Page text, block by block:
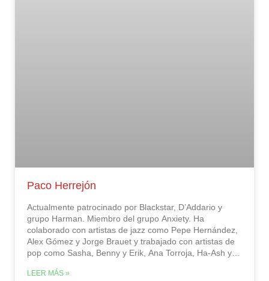
Paco Herrejón
Actualmente patrocinado por Blackstar, D’Addario y
grupo Harman. Miembro del grupo Anxiety. Ha
colaborado con artistas de jazz como Pepe Hernández,
Alex Gómez y Jorge Brauet y trabajado con artistas de
pop como Sasha, Benny y Erik, Ana Torroja, Ha-Ash y
de las instituciones académicas más importantes.
LEER MÁS »